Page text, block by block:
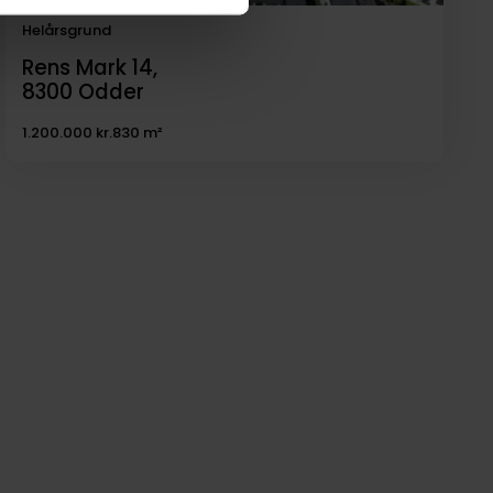
Helårsgrund
Rens Mark 14,
8300 Odder
1.200.000 kr.830 m²